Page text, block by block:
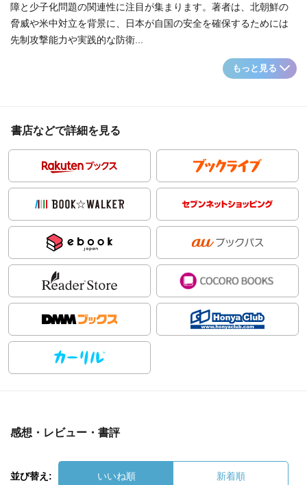
障と少子化問題の関連性に注目が集まります。著者は、北朝鮮の
脅威や米中対立を背景に、日本が自国の安全を確保するためには
先制攻撃能力や実践的な防衛...
もっと見る
書店などで詳細を見る
感想・レビュー・書評
並び替え: いいね順 新着順